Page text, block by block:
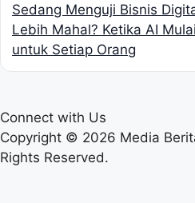
Sedang Menguji Bisnis
Lebih Mahal? Ketika AI
untuk Setiap Orang
Connect with Us
Copyright © 2026 Media
Rights Reserved.